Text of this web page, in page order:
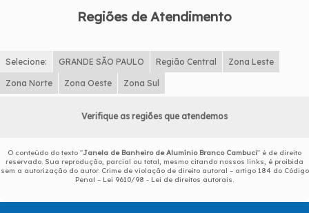
Regiões de Atendimento
Selecione: GRANDE SÃO PAULO Região Central Zona Leste
Zona Norte Zona Oeste Zona Sul
Verifique as regiões que atendemos
O conteúdo do texto "Janela de Banheiro de Alumínio Branco Cambuci" é de direito
reservado. Sua reprodução, parcial ou total, mesmo citando nossos links, é proibida
sem a autorização do autor. Crime de violação de direito autoral – artigo 184 do Código
Penal – Lei 9610/98 - Lei de direitos autorais